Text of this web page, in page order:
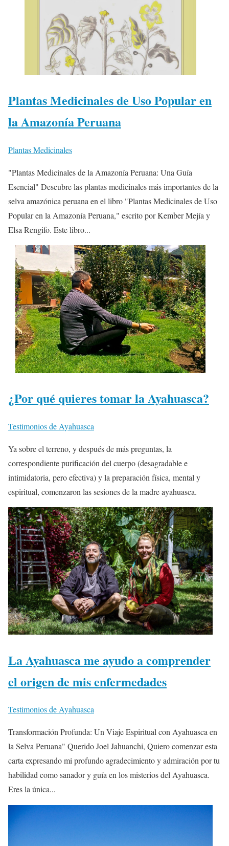
Plantas Medicinales de Uso Popular en
la Amazonía Peruana
Plantas Medicinales
"Plantas Medicinales de la Amazonía Peruana: Una Guía
Esencial" Descubre las plantas medicinales más importantes de la
selva amazónica peruana en el libro "Plantas Medicinales de Uso
Popular en la Amazonía Peruana," escrito por Kember Mejía y
Elsa Rengifo. Este libro...
¿Por qué quieres tomar la Ayahuasca?
Testimonios de Ayahuasca
Ya sobre el terreno, y después de más preguntas, la
correspondiente purificación del cuerpo (desagradable e
intimidatoria, pero efectiva) y la preparación física, mental y
espiritual, comenzaron las sesiones de la madre ayahuasca.
La Ayahuasca me ayudo a comprender
el origen de mis enfermedades
Testimonios de Ayahuasca
Transformación Profunda: Un Viaje Espiritual con Ayahuasca en
la Selva Peruana" Querido Joel Jahuanchi, Quiero comenzar esta
carta expresando mi profundo agradecimiento y admiración por tu
habilidad como sanador y guía en los misterios del Ayahuasca.
Eres la única...